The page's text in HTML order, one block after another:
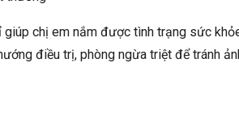
giúp chị em nắm được tình trạng sức
điều trị, phòng ngừa triệt để tránh